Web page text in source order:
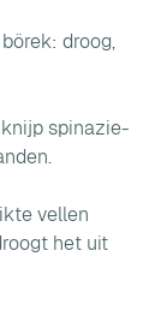
droog,
spinazie-
vellen
het uit